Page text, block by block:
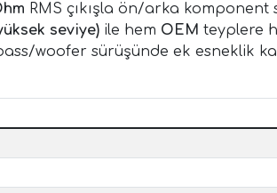
RMS çıkışla ön/arka komponent
seviye) ile hem OEM teyplere
woofer sürüşünde ek esneklik